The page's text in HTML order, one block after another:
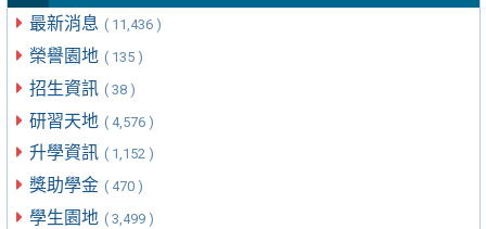
最新消息 ( 11,436 )
榮譽園地 ( 135 )
招生資訊 ( 38 )
研習天地 ( 4,576 )
升學資訊 ( 1,152 )
獎助學金 ( 470 )
學生園地 ( 3,499 )